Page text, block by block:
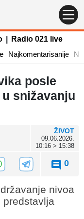
Radio 021 live
Najkomentarisanije
posle
snižavanju
ŽIVOT
09.06.2026.
10:16 > 15:38
0
nivoa
predstavlja